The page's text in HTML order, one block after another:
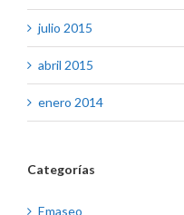
julio 2015
abril 2015
enero 2014
Categorías
Emaseo